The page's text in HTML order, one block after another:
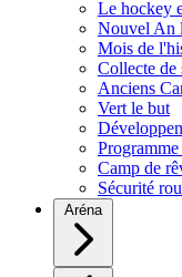
Le hockey
Nouvel An
Mois de
Collecte de
Anciens
Vert le but
Camp de
Sécurité
Aréna